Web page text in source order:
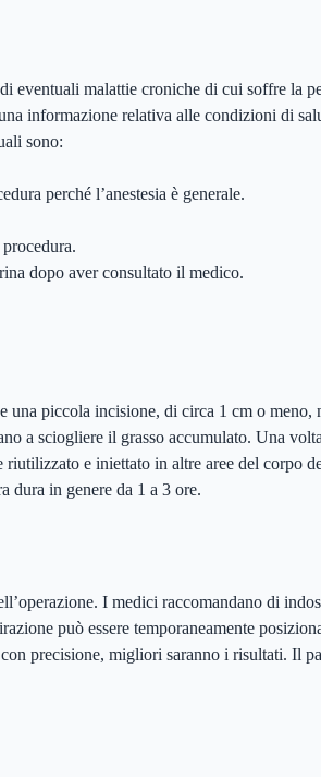
malattie croniche di cui soffre la
informazione relativa alle condizioni di
sono:
perché l’anestesia è generale.
dopo aver consultato il medico.
una piccola incisione, di circa 1 cm o
a sciogliere il grasso accumulato. Una
e iniettato in altre aree del corpo
dura in genere da 1 a 3 ore.
I medici raccomandano di
può essere temporaneamente
precisione, migliori saranno i risultati. Il